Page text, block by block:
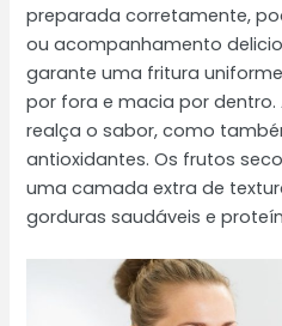
preparada corretamente,
ou acompanhamento
garante uma fritura
por fora e macia por
realça o sabor, como
antioxidantes. Os frutos
uma camada extra de
gorduras saudáveis e